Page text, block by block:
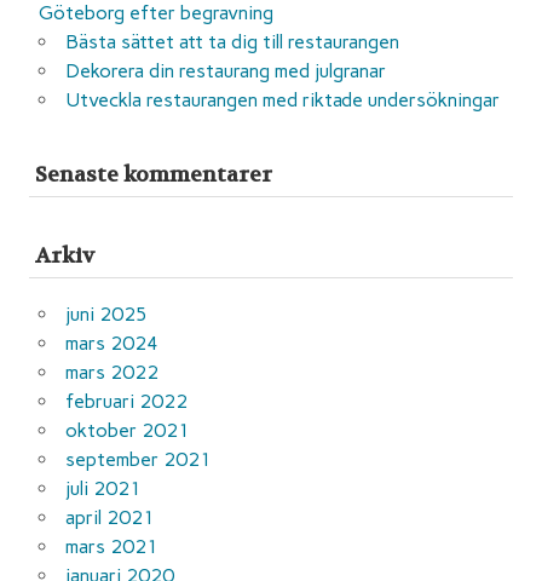
Göteborg efter begravning
Bästa sättet att ta dig till restaurangen
Dekorera din restaurang med julgranar
Utveckla restaurangen med riktade undersökningar
Senaste kommentarer
Arkiv
juni 2025
mars 2024
mars 2022
februari 2022
oktober 2021
september 2021
juli 2021
april 2021
mars 2021
januari 2020